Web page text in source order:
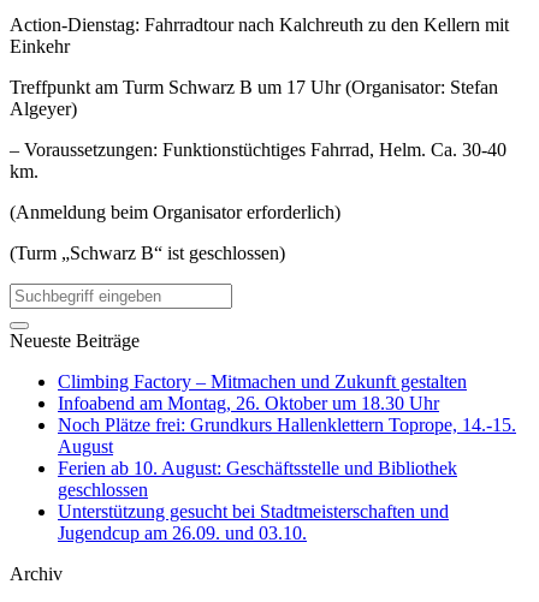
Action-Dienstag: Fahrradtour nach Kalchreuth zu den Kellern mit
Einkehr
Treffpunkt am Turm Schwarz B um 17 Uhr (Organisator: Stefan
Algeyer)
– Voraussetzungen: Funktionstüchtiges Fahrrad, Helm. Ca. 30-40
km.
(Anmeldung beim Organisator erforderlich)
(Turm „Schwarz B“ ist geschlossen)
Neueste Beiträge
Climbing Factory – Mitmachen und Zukunft gestalten
Infoabend am Montag, 26. Oktober um 18.30 Uhr
Noch Plätze frei: Grundkurs Hallenklettern Toprope, 14.-15.
August
Ferien ab 10. August: Geschäftsstelle und Bibliothek
geschlossen
Unterstützung gesucht bei Stadtmeisterschaften und
Jugendcup am 26.09. und 03.10.
Archiv